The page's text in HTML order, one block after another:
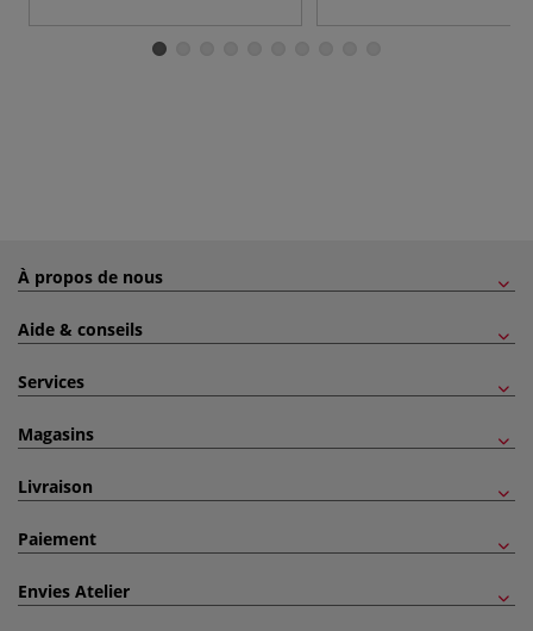
À propos de nous
Aide & conseils
Services
Magasins
Livraison
Paiement
Envies Atelier